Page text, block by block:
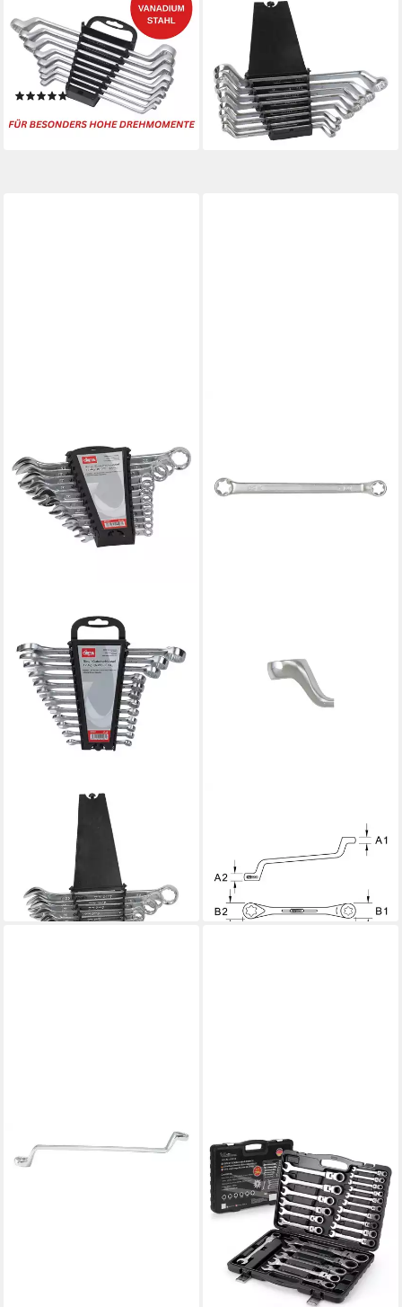
Ringschlüssel 10154-8
Doppel-Ringschlüssel-Satz
(Schraubenschlüssel Set, 8
St), aus CV-Stahl
(1)
lieferbar - in 2-3 Werktagen bei dir
Ringschlüssel
Ringschlüsselsatz "ECO" 8-
15,39 €
lieferbar - in 2-3 Werktagen bei dir
Gabel- und Ringschlüssel
Ring-/Gabelschlüssel 12 tlg.
(6-22) ECO
28,09 €
lieferbar - in 2-3 Werktagen bei dir
Schraube KS Tools CLASSIC
TX-E-Doppel-Ringschlüssel,
gekröpft, E6xE8
ab 14,30 €
lieferbar - in 6-8 Werktagen bei dir